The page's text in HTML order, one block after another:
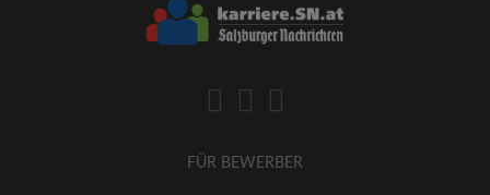
FÜR BEWERBER